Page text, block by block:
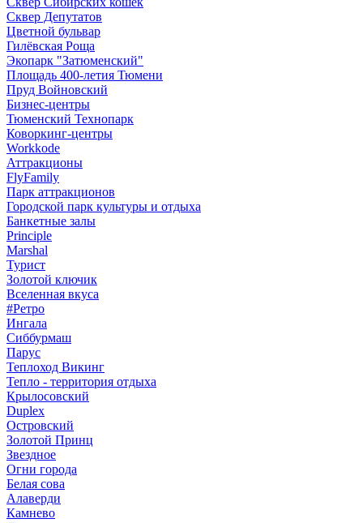
Сквер Депутатов
Цветной бульвар
Гилёвская Роща
Экопарк "Затюменский"
Площадь 400-летия Тюмени
Пруд Войновский
Бизнес-центры
Тюменский Технопарк
Коворкинг-центры
Workkode
Аттракционы
FlyFamily
Парк аттракционов
Городской парк культуры и отдыха
Банкетные залы
Principle
Marshal
Турист
Золотой ключик
Вселенная вкуса
#Ретро
Ингала
Сиббурмаш
Парус
Теплоход Викинг
Тепло - территория отдыха
Крылосовский
Duplex
Островский
Золотой Принц
Звездное
Огни города
Белая сова
Алаверди
Камнево